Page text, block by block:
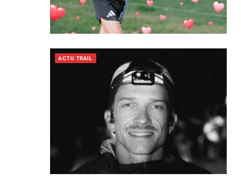
ACTU TRAIL